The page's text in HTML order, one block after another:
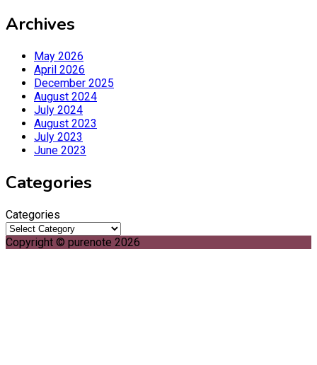
Archives
May 2026
April 2026
December 2025
August 2024
July 2024
August 2023
July 2023
June 2023
Categories
Categories
Copyright © purenote 2026